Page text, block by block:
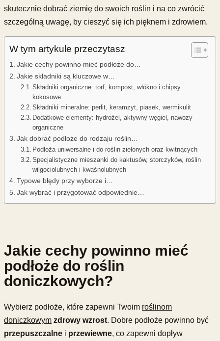
skutecznie dobrać ziemię do swoich roślin i na co zwrócić
szczególną uwagę, by cieszyć się ich pięknem i zdrowiem.
W tym artykule przeczytasz
Jakie cechy powinno mieć podłoże do…
Jakie składniki są kluczowe w…
Składniki organiczne: torf, kompost, włókno i chipsy
kokosowe
Składniki mineralne: perlit, keramzyt, piasek, wermikulit
Dodatkowe elementy: hydrożel, aktywny węgiel, nawozy
organiczne
Jak dobrać podłoże do rodzaju roślin…
Podłoża uniwersalne i do roślin zielonych oraz kwitnących
Specjalistyczne mieszanki do kaktusów, storczyków, roślin
wilgociolubnych i kwaśnolubnych
Typowe błędy przy wyborze i…
Jak wybrać i przygotować odpowiednie…
Jakie cechy powinno mieć
podłoże do roślin
doniczkowych?
Wybierz podłoże, które zapewni Twoim roślinom
doniczkowym zdrowy wzrost. Dobre podłoże powinno być
przepuszczalne i przewiewne, co zapewni dopływ